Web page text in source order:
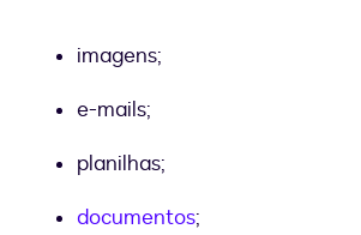
imagens;
e-mails;
planilhas;
documentos;